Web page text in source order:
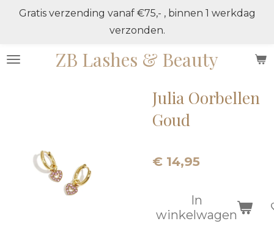
de
ZB Lashes & Beauty
Gratis verzending vanaf €75,- , binnen 1 werkdag
verzonden.
Julia Oorbellen
Goud
€ 14,95
In
winkelwagen